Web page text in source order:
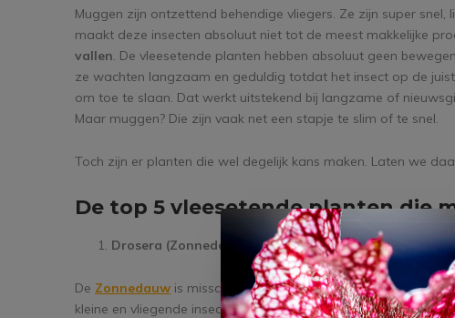
Muggen zijn ontzettend behendige vliegers. Ze zijn super
maakt deze insecten absoluut niet tot de meest makkelijke
vallen. De vleesetende planten hebben absoluut geen
ze wachten langzaam en geduldig totdat het insect op de
om toe te slaan. Dat werkt uitstekend bij langzame of
Maar muggen? Die zijn vaak net een stapje te slim of te snel.
Toch zijn er planten die wel degelijk kans maken. Laten we
De top 5 vleesetende planten die
Drosera (Zonnedauw)
De Zonnedauw is misschien wel de meest veelbelovende
kleine en vliegende insecten. Dit is een plant met hele lange en